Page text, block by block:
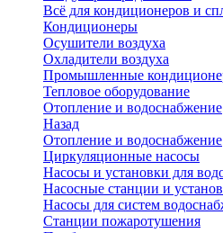
Всё для кондиционеров и
Кондиционеры
Осушители воздуха
Охладители воздуха
Промышленные
Тепловое оборудование
Отопление и водоснабжение
Назад
Отопление и водоснабжение
Циркуляционные насосы
Насосы и установки для
Насосные станции и
Насосы для систем
Станции пожаротушения